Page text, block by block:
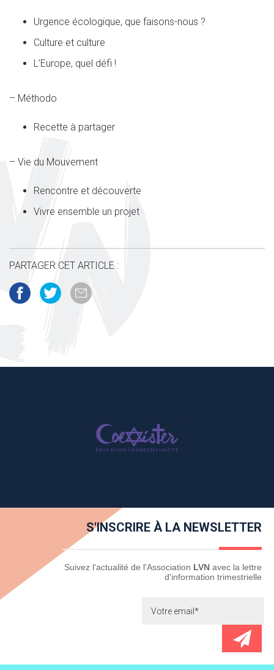
Urgence écologique, que faisons-nous ?
Culture et culture
L’Europe, quel défi !
– Méthodo
Recette à partager
– Vie du Mouvement
Rencontre et découverte
Vivre ensemble un projet
PARTAGER CET ARTICLE :
S'INSCRIRE À LA NEWSLETTER
Newsletter Suivez l'actualité de l'Association LVN avec la lettre
d'information trimestrielle